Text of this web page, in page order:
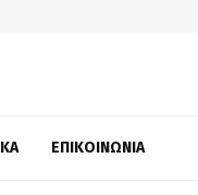
ΕΠΙΚΟΙΝΩΝΊΑ